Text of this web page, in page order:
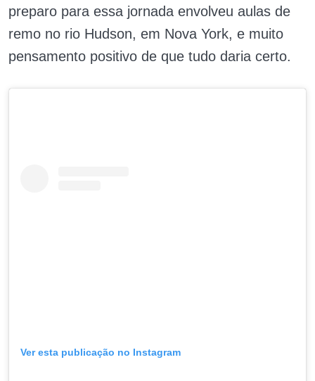
preparo para essa jornada envolveu aulas de
remo no rio Hudson, em Nova York, e muito
pensamento positivo de que tudo daria certo.
Ver esta publicação no Instagram